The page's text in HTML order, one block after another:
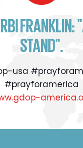
FRANKLIN:
STAND".
usa
#prayforamerica